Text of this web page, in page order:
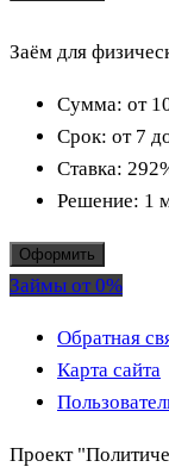
Заём для
Сумма: от
Срок: от 7
Ставка:
Решение: 1
Оформить
Займы от 0%
Обратная
Карта сайта
Проект